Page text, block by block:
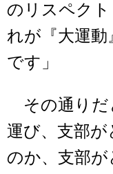
のリスペクト
れが『大運動
です」
その通りだ
運び、支部
のか、支部